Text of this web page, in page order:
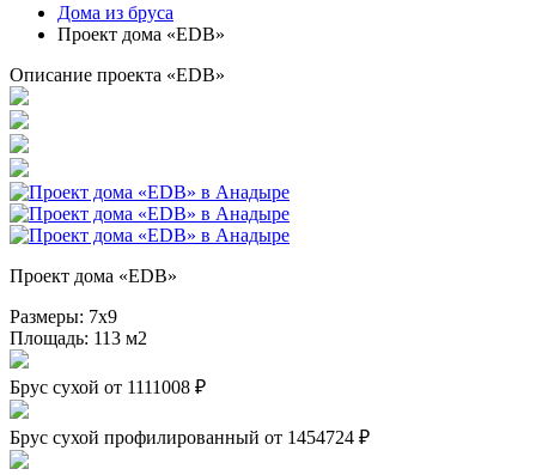
Дома из бруса
Проект дома «EDB»
Описание проекта «EDB»
Проект дома «EDB»
Размеры: 7х9
Площадь: 113 м2
Брус сухой от 1111008 ₽
Брус сухой профилированный от 1454724 ₽